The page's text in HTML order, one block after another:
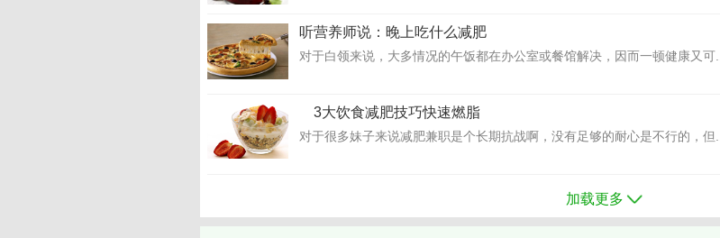
听营养师说：晚上吃什么减肥
对于白领来说，大多情况的午饭都在办公室或餐馆解决，因而一顿健康又可...
3大饮食减肥技巧快速燃脂
对于很多妹子来说减肥兼职是个长期抗战啊，没有足够的耐心是不行的，但...
加载更多